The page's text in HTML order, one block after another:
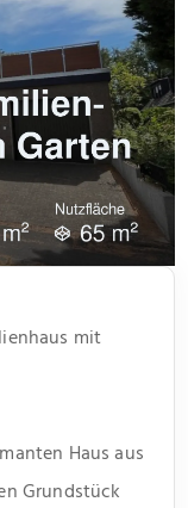
mit
Haus aus
Grundstück